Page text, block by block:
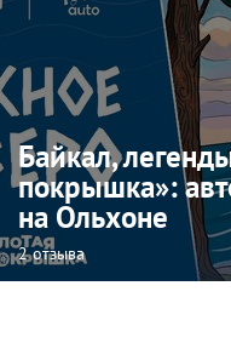
Байкал,
покрышка»:
на Ольхоне
2 отзыва